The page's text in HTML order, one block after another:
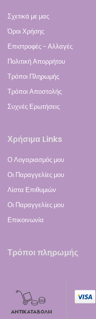
Σχετικά με μας
Όροι Χρήσης
Επιστροφές - Αλλαγές
Πολιτική Απορρήτου
Τρόποι Πληρωμής
Τρόποι Αποστολής
Συχνές Ερωτήσεις
Χρήσιμα Links
Ο Λογαριασμός μου
Οι Παραγγελίες μου
Λίστα Επιθυμιών
Οι Παραγγελίες μου
Επικοινωνία
Τρόποι πληρωμής